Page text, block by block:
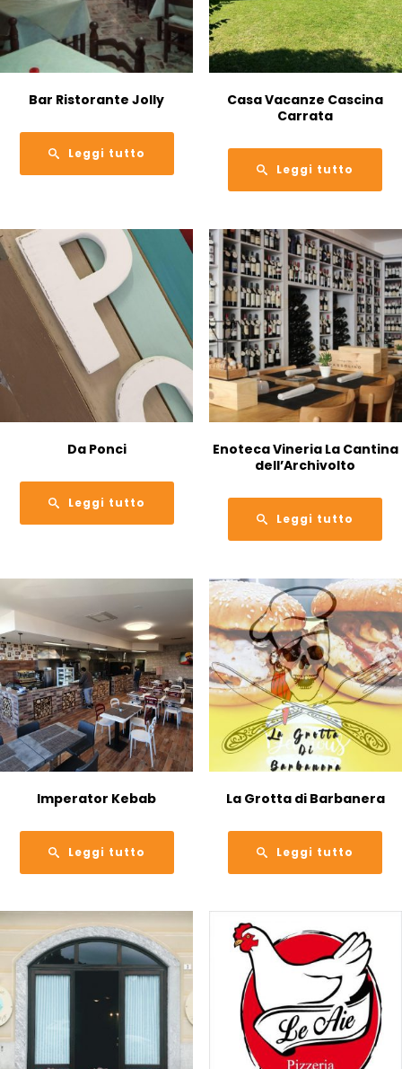
Bar Ristorante Jolly
Leggi tutto
Casa Vacanze Cascina
Carrata
Leggi tutto
Da Ponci
Leggi tutto
Enoteca Vineria La Cantina
dell’Archivolto
Leggi tutto
Imperator Kebab
Leggi tutto
La Grotta di Barbanera
Leggi tutto